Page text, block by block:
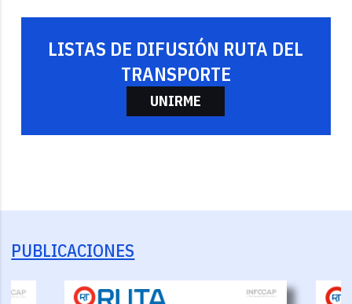
LISTAS DE DIFUSIÓN RUTA DEL
TRANSPORTE
UNIRME
PUBLICACIONES